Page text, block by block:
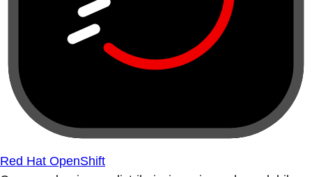
Red Hat OpenShift